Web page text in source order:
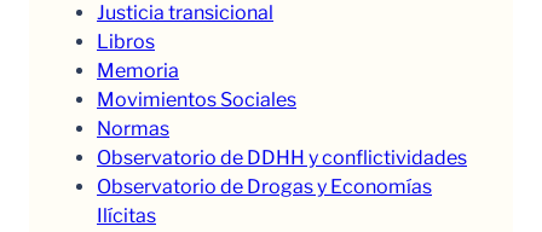
Justicia transicional
Libros
Memoria
Movimientos Sociales
Normas
Observatorio de DDHH y conflictividades
Observatorio de Drogas y Economías
Ilícitas